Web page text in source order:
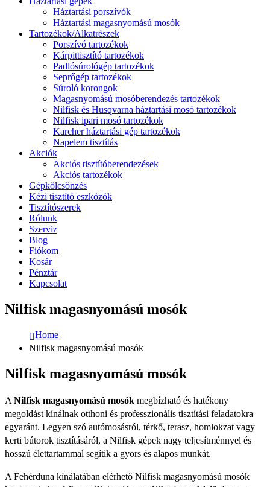
Háztartási porszívók
Háztartási magasnyomású mosók
Tartozékok/Alkatrészek
Porszívó tartozékok
Kárpittisztító tartozékok
Padlósúrológép tartozékok
Seprőgép tartozékok
Súroló korongok
Magasnyomású mosóberendezés tartozékok
Nilfisk és Husqvarna háztartási mosó tartozékok
Nilfisk ipari mosó tartozékok
Karcher háztartási gép tartozékok
Napelem tisztítás
Akciók
Akciós tisztítóberendezések
Akciós tartozékok
Gépkölcsönzés
Kézi tisztító eszközök
Tisztítószerek
Rólunk
Szerviz
Blog
Fiókom
Kosár
Pénztár
Kapcsolat
Nilfisk magasnyomású mosók
Home
Nilfisk magasnyomású mosók
Nilfisk magasnyomású mosók
A Nilfisk magasnyomású mosók megbízható és hatékony
megoldást kínálnak otthoni és professzionális tisztítási feladatokra
egyaránt. Legyen szó autómosásról, térkő, terasz, homlokzat vagy
kerti bútorok tisztításáról, a Nilfisk gépek nagy teljesítménnyel és
hosszú élettartammal segítik a gyors és alapos munkát.
A Fehérduna kínálatában elérhető Nilfisk magasnyomású mosók